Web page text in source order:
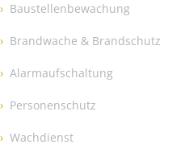
Baustellenbewachung
Brandwache & Brandschutz
Alarmaufschaltung
Personenschutz
Wachdienst